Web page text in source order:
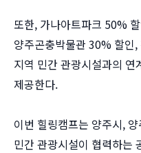
또한, 가나아트파크 50%
양주곤충박물관 30% 할인
지역 민간 관광시설과의
제공한다.
이번 힐링캠프는 양주시,
민간 관광시설이 협력하는